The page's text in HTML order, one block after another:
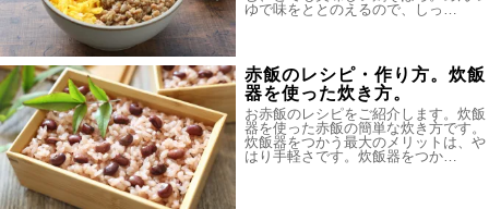
ゆで味をととのえるので、しっ…
赤飯のレシピ・作り方。炊飯
器を使った炊き方。
お赤飯のレシピをご紹介します。炊飯
器を使った赤飯の簡単な炊き方です。
炊飯器をつかう最大のメリットは、や
はり手軽さです。炊飯器をつか…